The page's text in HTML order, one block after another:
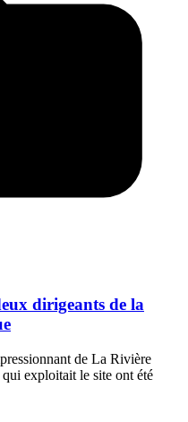
dirigeants de la
de La Rivière
exploitait le site ont été